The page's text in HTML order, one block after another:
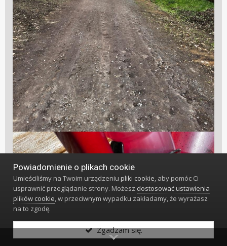
Powiadomienie o plikach cookie
Umieściliśmy na Twoim urządzeniupliki cookie, aby pomóc Ci
usprawnić przeglądanie strony. Możesz dostosować ustawienia
plików cookie, w przeciwnym wypadku zakładamy, że wyrażasz
na to zgodę.
Zgadzam się.